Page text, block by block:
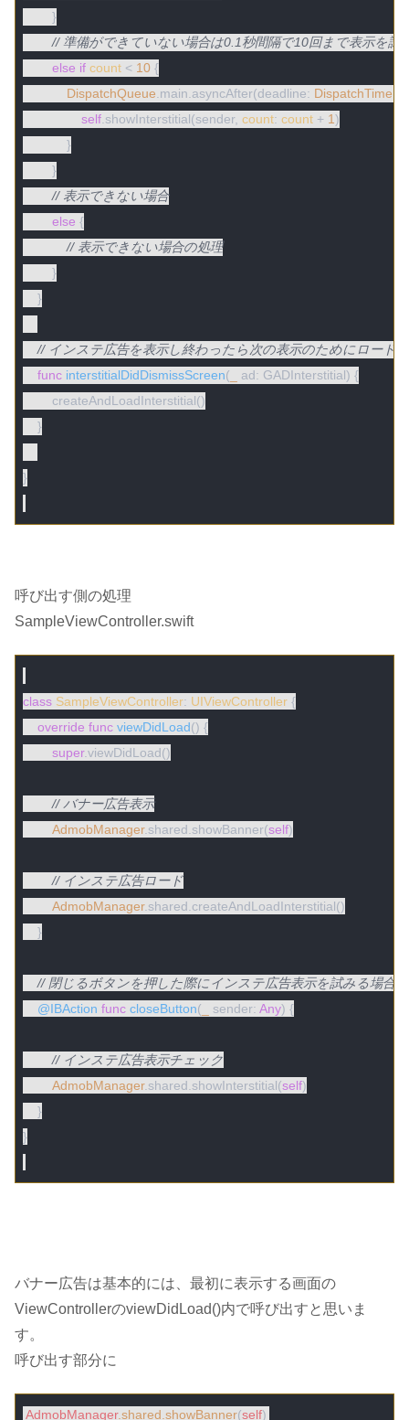
        }
// 準備ができていない場合は0.1秒間隔で10回まで表示を試
else if count < 10 {
DispatchQueue.main.asyncAfter(deadline: DispatchTime
self.showInterstitial(sender, count: count + 1)
            }
        }
// 表示できない場合
else {
// 表示できない場合の処理
        }
    }
// インステ広告を表示し終わったら次の表示のためにロード
func interstitialDidDismissScreen( ad: GADInterstitial) {
        createAndLoadInterstitial()
    }
}
呼び出す側の処理
SampleViewController.swift
class SampleViewController: UIViewController {
override func viewDidLoad() {
super.viewDidLoad()
// バナー広告表示
AdmobManager.shared.showBanner(self)
// インステ広告ロード
AdmobManager.shared.createAndLoadInterstitial()
    }
// 閉じるボタンを押した際にインステ広告表示を試みる場合
@IBAction func closeButton( sender: Any) {
// インステ広告表示チェック
AdmobManager.shared.showInterstitial(self)
    }
}
バナー広告は基本的には、最初に表示する画面の
ViewControllerのviewDidLoad()内で呼び出すと思いま
す。
呼び出す部分に
AdmobManager.shared.showBanner(self